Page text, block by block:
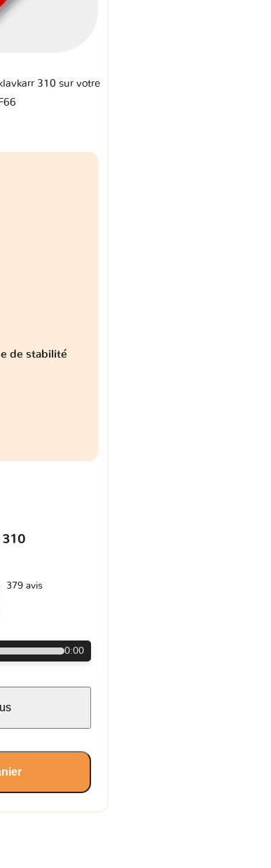
310 sur votre
de stabilité
310
379 avis
0:00